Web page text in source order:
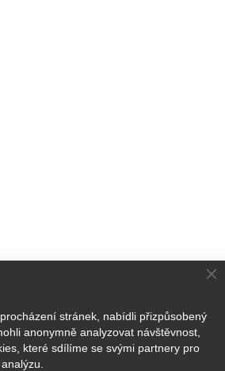
se k odběru novinek
stránek, nabídli přizpůsobený
anonymně analyzovat návštěvnost,
které sdílíme se svými partnery pro